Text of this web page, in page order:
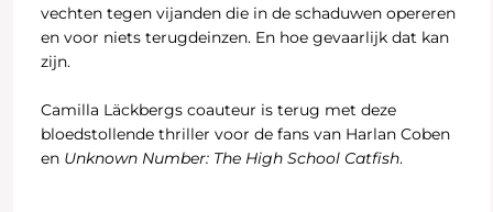
vechten tegen vijanden die in de schaduwen opereren
en voor niets terugdeinzen. En hoe gevaarlijk dat kan
zijn.
Camilla Läckbergs coauteur is terug met deze
bloedstollende thriller voor de fans van Harlan Coben
en Unknown Number: The High School Catfish.